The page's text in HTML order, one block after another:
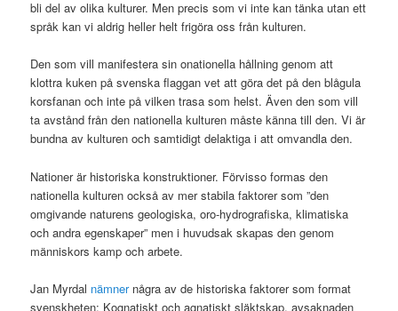
bli del av olika kulturer. Men precis som vi inte kan tänka utan ett
språk kan vi aldrig heller helt frigöra oss från kulturen.
Den som vill manifestera sin onationella hållning genom att
klottra kuken på svenska flaggan vet att göra det på den blågula
korsfanan och inte på vilken trasa som helst. Även den som vill
ta avstånd från den nationella kulturen måste känna till den. Vi är
bundna av kulturen och samtidigt delaktiga i att omvandla den.
Nationer är historiska konstruktioner. Förvisso formas den
nationella kulturen också av mer stabila faktorer som ”den
omgivande naturens geologiska, oro-hydrografiska, klimatiska
och andra egenskaper” men i huvudsak skapas den genom
människors kamp och arbete.
Jan Myrdal nämnernågra av de historiska faktorer som format
svenskheten: Kognatiskt och agnatiskt släktskap, avsaknaden